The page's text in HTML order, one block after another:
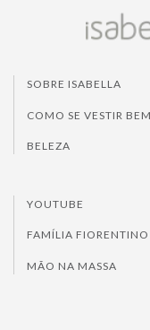
SOBRE ISABELLA
COMO SE VESTIR BEM
BELEZA
YOUTUBE
FAMÍLIA FIORENTINO
MÃO NA MASSA